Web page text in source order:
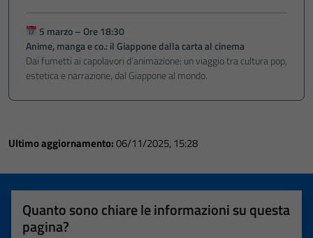
5 marzo – Ore 18:30
Anime, manga e co.: il Giappone dalla carta al cinema
Dai fumetti ai capolavori d’animazione: un viaggio tra cultura pop,
estetica e narrazione, dal Giappone al mondo.
Ultimo aggiornamento:06/11/2025, 15:28
Quanto sono chiare le informazioni su questa
pagina?